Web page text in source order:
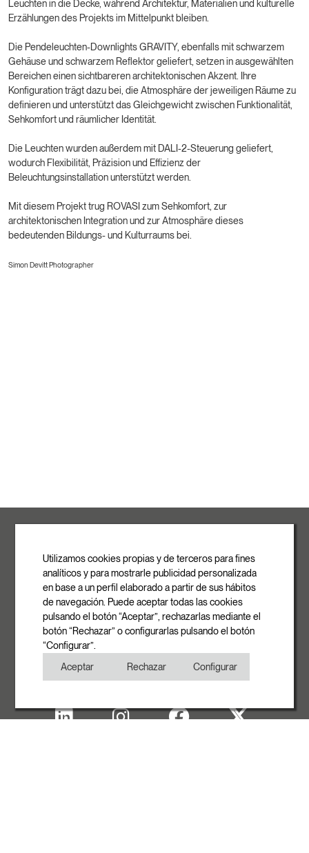
Leuchten in die Decke, während Architektur, Materialien und kulturelle
Erzählungen des Projekts im Mittelpunkt bleiben.
Die Pendeleuchten-Downlights GRAVITY, ebenfalls mit schwarzem
Gehäuse und schwarzem Reflektor geliefert, setzen in ausgewählten
Bereichen einen sichtbareren architektonischen Akzent. Ihre
Konfiguration trägt dazu bei, die Atmosphäre der jeweiligen Räume zu
definieren und unterstützt das Gleichgewicht zwischen Funktionalität,
Sehkomfort und räumlicher Identität.
Die Leuchten wurden außerdem mit DALI-2-Steuerung geliefert,
wodurch Flexibilität, Präzision und Effizienz der
Beleuchtungsinstallation unterstützt werden.
Mit diesem Projekt trug ROVASI zum Sehkomfort, zur
architektonischen Integration und zur Atmosphäre dieses
bedeutenden Bildungs- und Kulturraums bei.
Simon Devitt Photographer
Ronda de la Font Grossa, 15 Pol. Ind. La Gavarra
08540 Centelles | Barcelona
E-mail
info@rovasi.com
Telefon
+34 93 881 37 13
Utilizamos cookies propias y de terceros para fines
analíticos y para mostrarle publicidad personalizada
en base a un perfil elaborado a partir de sus hábitos
de navegación. Puede aceptar todas las cookies
pulsando el botón “Aceptar”, rechazarlas mediante el
botón “Rechazar” o configurarlas pulsando el botón
“Configurar”.
Aceptar
Rechazar Configurar